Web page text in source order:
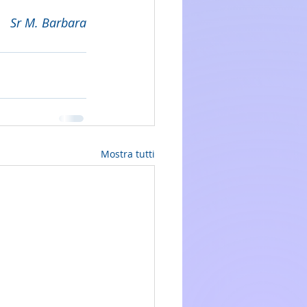
Sr M. Barbara
Mostra tutti